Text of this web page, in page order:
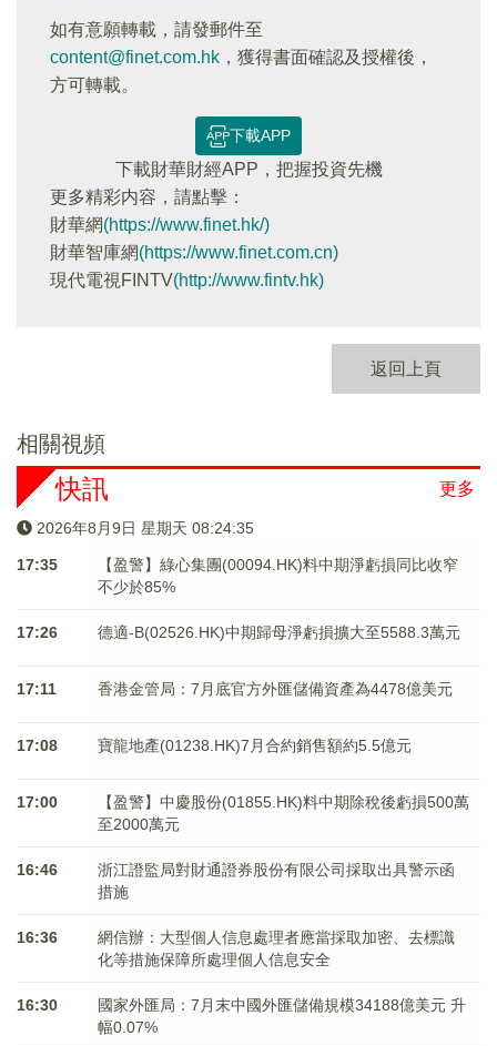
如有意願轉載，請發郵件至
content@finet.com.hk ，獲得書面確認及授權後，
方可轉載。
下載APP
下載財華財經APP，把握投資先機
更多精彩内容，請點擊：
財華網(https://www.finet.hk/)
財華智庫網(https://www.finet.com.cn)
現代電視FINTV(http://www.fintv.hk)
返回上頁
相關視頻
更多
快訊
2026年8月9日 星期天 08:24:35
17:35
【盈警】綠心集團(00094.HK)料中期淨虧損同比收窄
不少於85%
17:26 德適-B(02526.HK)中期歸母淨虧損擴大至5588.3萬元
17:11 香港金管局：7月底官方外匯儲備資產為4478億美元
17:08 寶龍地產(01238.HK)7月合約銷售額約5.5億元
17:00
【盈警】中慶股份(01855.HK)料中期除稅後虧損500萬
至2000萬元
16:46
浙江證監局對財通證券股份有限公司採取出具警示函
措施
16:36
網信辦：大型個人信息處理者應當採取加密、去標識
化等措施保障所處理個人信息安全
16:30
國家外匯局：7月末中國外匯儲備規模34188億美元 升
幅0.07%